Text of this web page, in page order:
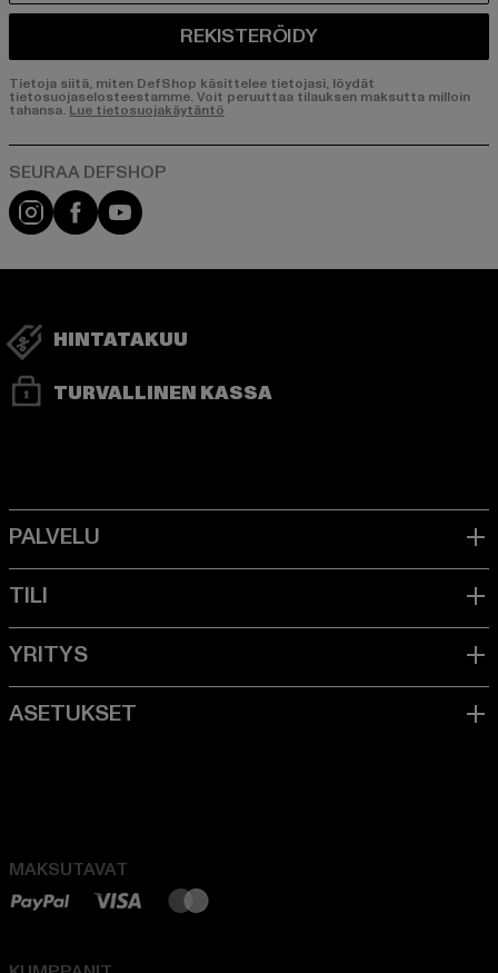
REKISTERÖIDY
Tietoja siitä, miten DefShop käsittelee tietojasi, löydät
tietosuojaselosteestamme. Voit peruuttaa tilauksen maksutta milloin
tahansa. Lue tietosuojakäytäntö
Visit our Instagram page:
Visit our Facebook page:
Visit our YouTube channel:
HINTATAKUU
TURVALLINEN KASSA
MAKSUTAVAT